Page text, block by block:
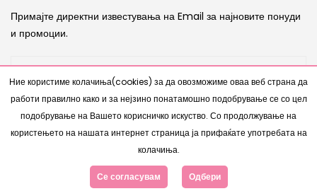
Ние користиме колачиња(cookies) за да овозможиме оваа веб страна да
работи правилно како и за нејзино понатамошно подобрување се со цел
подобрување на Вашето корисничко искуство. Со продолжување на
користењето на нашата интернет страница ја прифаќате употребата на
колачиња.
Се согласувам Одбери
Примајте директни известувања на Email за најновите понуди
и промоции.
ИСПРАТИ
Copyright © 2007 - 2026 | Интернет Продавница